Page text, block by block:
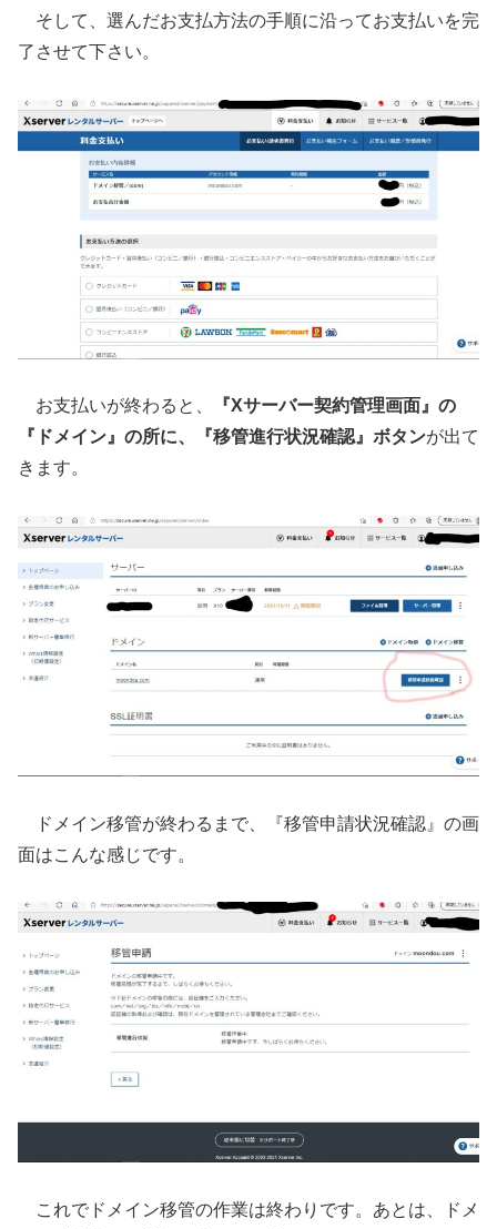
そして、選んだお支払方法の手順に沿ってお支払いを完
了させて下さい。
お支払いが終わると、
『Xサーバー契約管理画面』の
『ドメイン』の所に、『移管進行状況確認』ボタンが出て
きます。
ドメイン移管が終わるまで、『移管申請状況確認』の画
面はこんな感じです。
これでドメイン移管の作業は終わりです。あとは、ドメ